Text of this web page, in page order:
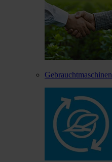
Gebrauchtmaschinen